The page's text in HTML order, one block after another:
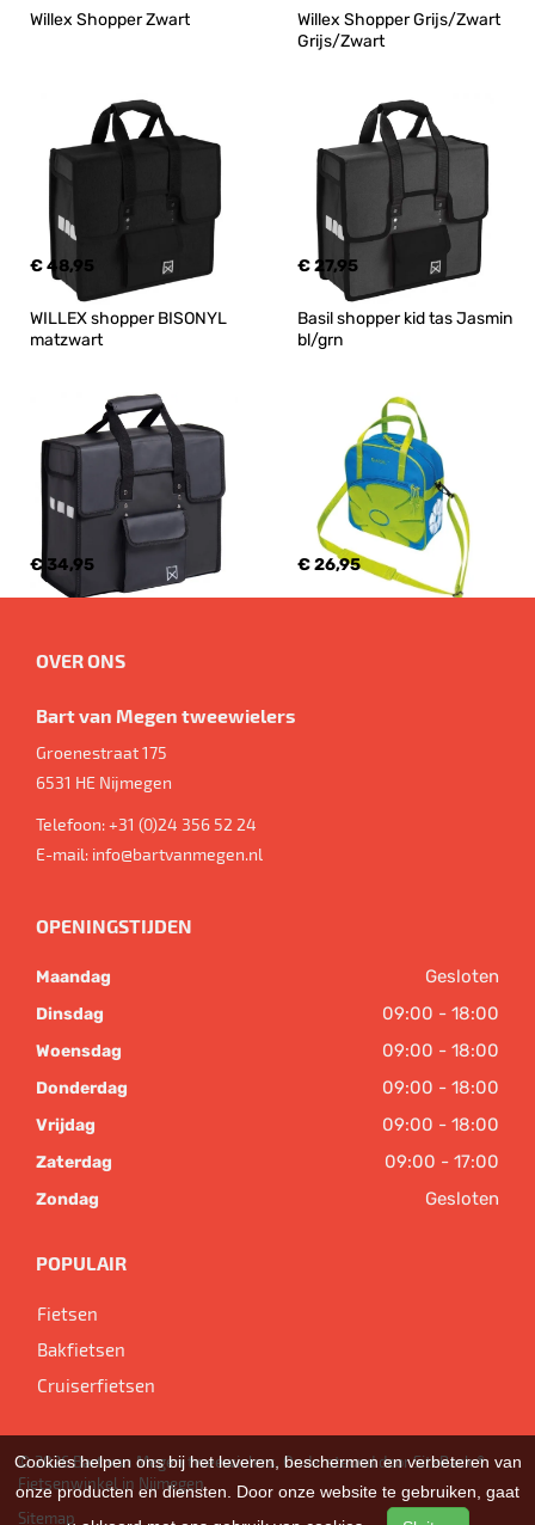
Willex Shopper Zwart
€ 48,95
Willex Shopper Grijs/Zwart
Grijs/Zwart
€ 27,95
WILLEX shopper BISONYL
matzwart
€ 34,95
Basil shopper kid tas Jasmin
bl/grn
€ 26,95
OVER ONS
Bart van Megen tweewielers
Groenestraat 175
6531 HE Nijmegen
Telefoon:+31 (0)24 356 52 24
E-mail: info@bartvanmegen.nl
OPENINGSTIJDEN
Maandag Gesloten
Dinsdag 09:00 - 18:00
Woensdag 09:00 - 18:00
Donderdag 09:00 - 18:00
Vrijdag 09:00 - 18:00
Zaterdag 09:00 - 17:00
Zondag Gesloten
POPULAIR
Fietsen
Bakfietsen
Cruiserfietsen
© 2026 Bart van Megen tweewielers. Ondersteund doorSitePack ®
Fietsenwinkel in Nijmegen
Sitemap
Cookies helpen ons bij het leveren, beschermen en verbeteren van
onze producten en diensten. Door onze website te gebruiken, gaat